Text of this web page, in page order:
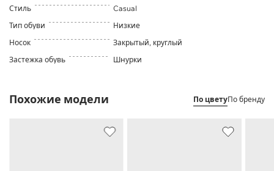
Стиль
Casual
Тип обуви
Низкие
Носок
Закрытый, круглый
Застежка обувь
Шнурки
Похожие модели По цветуПо бренду